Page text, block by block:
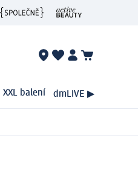
XXL balení dmLIVE ▶